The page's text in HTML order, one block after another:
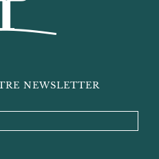
NEWSLETTER